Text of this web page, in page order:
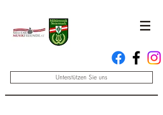
Unterstützen Sie uns